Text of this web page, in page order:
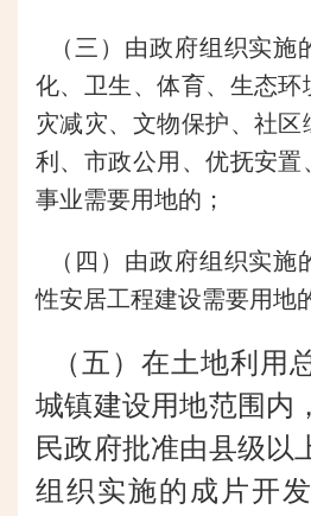
（三）由政府组织实施
化、卫生、体育、生态
灾减灾、文物保护、社
利、市政公用、优抚安
事业需要用地的；
（四）由政府组织实施
性安居工程建设需要用地
（五）在土地利用
城镇建设用地范围内
民政府批准由县级以
组织实施的成片开